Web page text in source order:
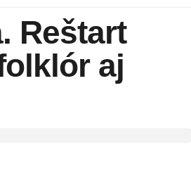
Reštart
aj